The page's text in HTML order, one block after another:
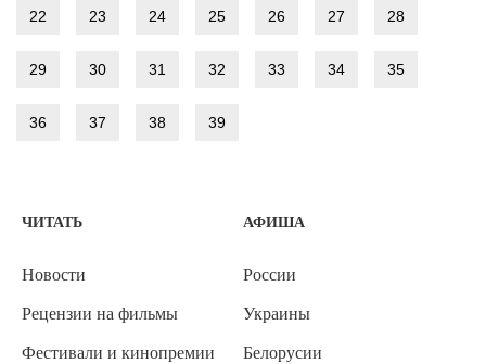
22 23 24 25 26 27 28
29 30 31 32 33 34 35
36 37 38 39
ЧИТАТЬ
Новости
Рецензии на фильмы
Фестивали и кинопремии
АФИША
России
Украины
Белорусии